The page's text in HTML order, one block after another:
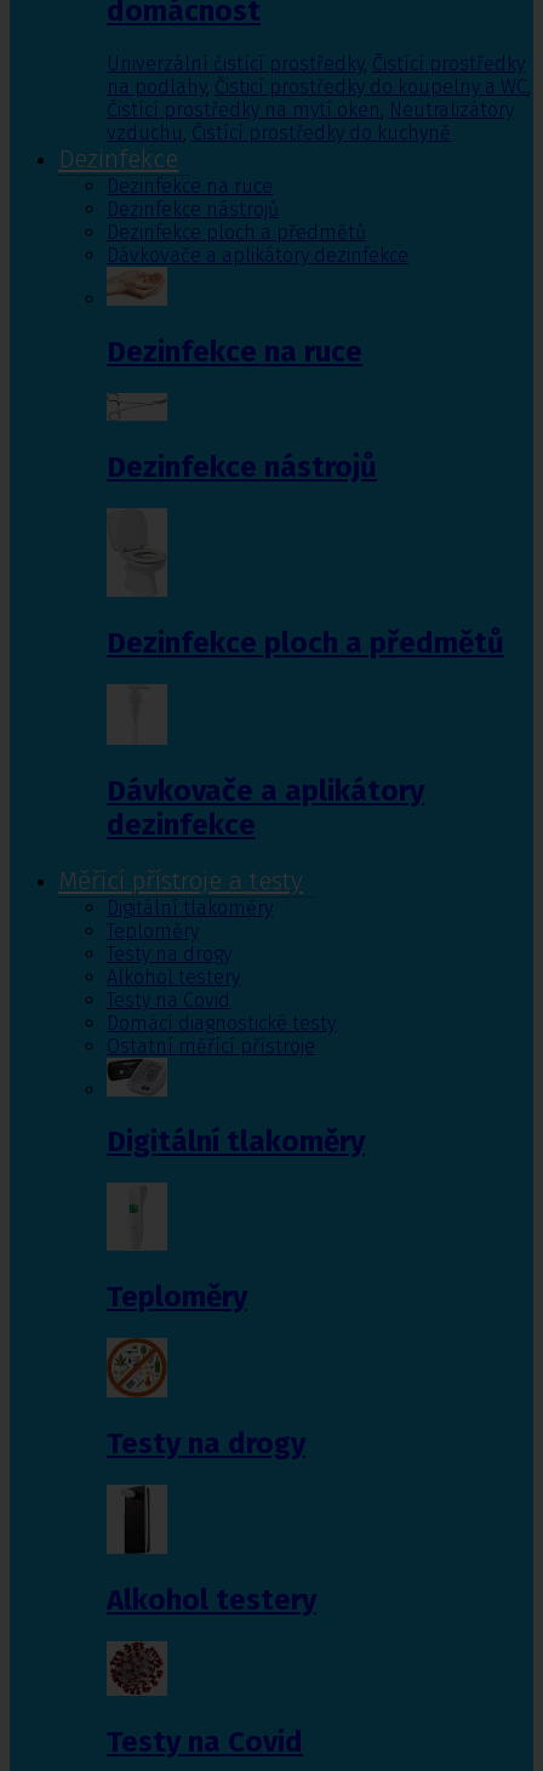
domácnost
Univerzální čistící prostředky, Čistící prostředky
na podlahy, Čisticí prostředky do koupelny a WC,
Čistící prostředky na mytí oken, Neutralizátory
vzduchu, Čistící prostředky do kuchyně
Dezinfekce
Dezinfekce na ruce
Dezinfekce nástrojů
Dezinfekce ploch a předmětů
Dávkovače a aplikátory dezinfekce
Dezinfekce na ruce
Dezinfekce nástrojů
Dezinfekce ploch a předmětů
Dávkovače a aplikátory
dezinfekce
Měřící přístroje a testy
Digitální tlakoměry
Teploměry
Testy na drogy
Alkohol testery
Testy na Covid
Domácí diagnostické testy
Ostatní měřící přístroje
Digitální tlakoměry
Teploměry
Testy na drogy
Alkohol testery
Testy na Covid